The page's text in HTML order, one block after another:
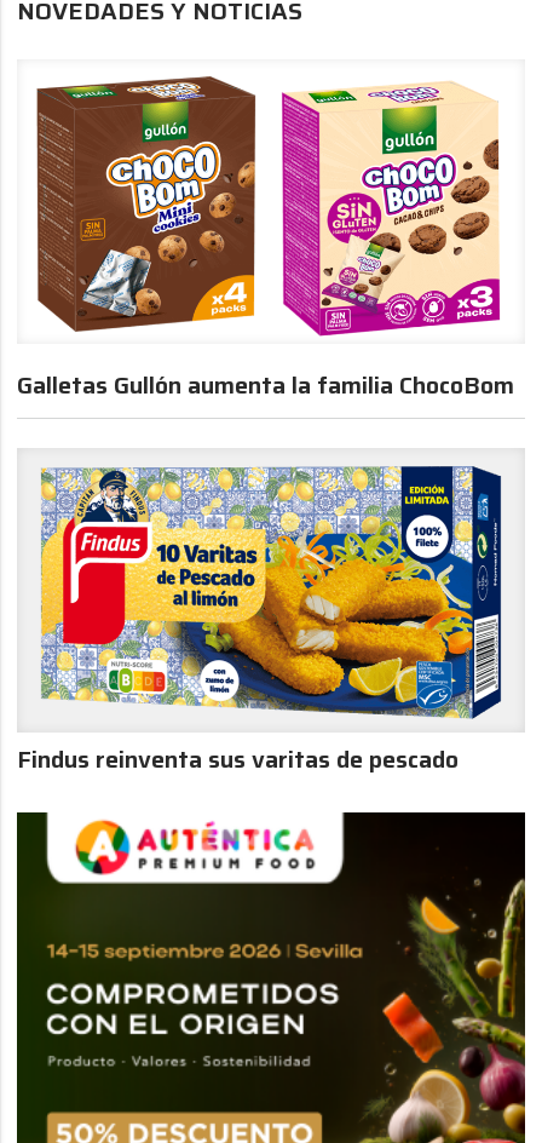
NOVEDADES Y NOTICIAS
Galletas Gullón aumenta la familia ChocoBom
Findus reinventa sus varitas de pescado